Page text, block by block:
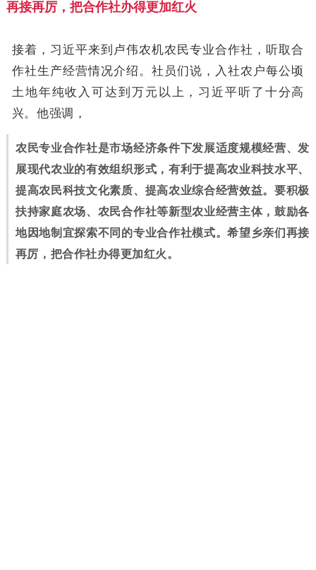
再接再厉，把合作社办得更加红火
接着，习近平来到卢伟农机农民专业合作社，听取合
作社生产经营情况介绍。社员们说，入社农户每公顷
土地年纯收入可达到万元以上，习近平听了十分高
兴。他强调，
农民专业合作社是市场经济条件下发展适度规模经营、发
展现代农业的有效组织形式，有利于提高农业科技水平、
提高农民科技文化素质、提高农业综合经营效益。要积极
扶持家庭农场、农民合作社等新型农业经营主体，鼓励各
地因地制宜探索不同的专业合作社模式。希望乡亲们再接
再厉，把合作社办得更加红火。